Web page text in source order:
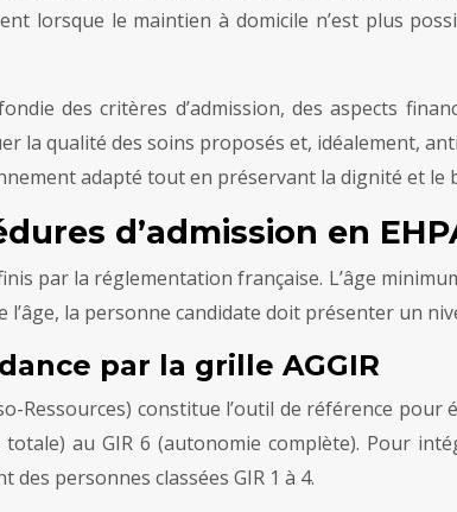
lorsque le maintien à domicile n’est plus
des critères d’admission, des aspects
la qualité des soins proposés et, idéalement,
adapté tout en préservant la dignité et le
d’admission en
par la réglementation française. L’âge
l’âge, la personne candidate doit présenter un
par la grille AGGIR
Ressources) constitue l’outil de référence
au GIR 6 (autonomie complète). Pour
personnes classées GIR 1 à 4.